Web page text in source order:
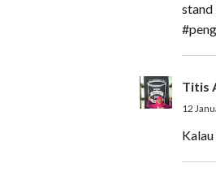
stand
Titis
12